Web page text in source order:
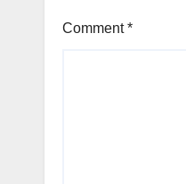
Comment*